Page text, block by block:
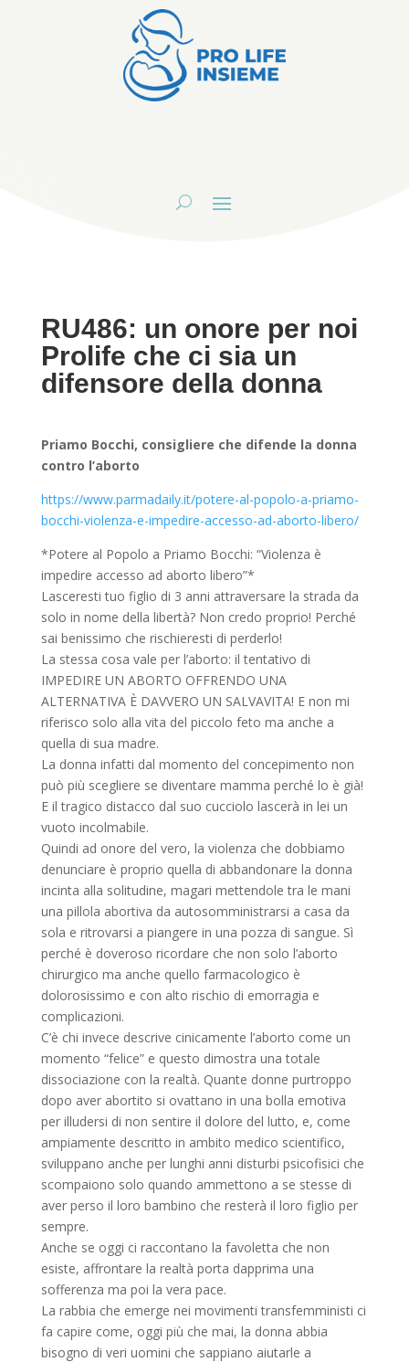
RU486: un onore per noi
Prolife che ci sia un
difensore della donna
Priamo Bocchi, consigliere che difende la donna
contro l’aborto
https://www.parmadaily.it/potere-al-popolo-a-priamo-
bocchi-violenza-e-impedire-accesso-ad-aborto-libero/
*Potere al Popolo a Priamo Bocchi: “Violenza è
impedire accesso ad aborto libero”*
Lasceresti tuo figlio di 3 anni attraversare la strada da
solo in nome della libertà? Non credo proprio! Perché
sai benissimo che rischieresti di perderlo!
La stessa cosa vale per l’aborto: il tentativo di
IMPEDIRE UN ABORTO OFFRENDO UNA
ALTERNATIVA È DAVVERO UN SALVAVITA! E non mi
riferisco solo alla vita del piccolo feto ma anche a
quella di sua madre.
La donna infatti dal momento del concepimento non
può più scegliere se diventare mamma perché lo è già!
E il tragico distacco dal suo cucciolo lascerà in lei un
vuoto incolmabile.
Quindi ad onore del vero, la violenza che dobbiamo
denunciare è proprio quella di abbandonare la donna
incinta alla solitudine, magari mettendole tra le mani
una pillola abortiva da autosomministrarsi a casa da
sola e ritrovarsi a piangere in una pozza di sangue. Sì
perché è doveroso ricordare che non solo l’aborto
chirurgico ma anche quello farmacologico è
dolorosissimo e con alto rischio di emorragia e
complicazioni.
C’è chi invece descrive cinicamente l’aborto come un
momento “felice” e questo dimostra una totale
dissociazione con la realtà. Quante donne purtroppo
dopo aver abortito si ovattano in una bolla emotiva
per illudersi di non sentire il dolore del lutto, e, come
ampiamente descritto in ambito medico scientifico,
sviluppano anche per lunghi anni disturbi psicofisici che
scompaiono solo quando ammettono a se stesse di
aver perso il loro bambino che resterà il loro figlio per
sempre.
Anche se oggi ci raccontano la favoletta che non
esiste, affrontare la realtà porta dapprima una
sofferenza ma poi la vera pace.
La rabbia che emerge nei movimenti transfemministi ci
fa capire come, oggi più che mai, la donna abbia
bisogno di veri uomini che sappiano aiutarle a